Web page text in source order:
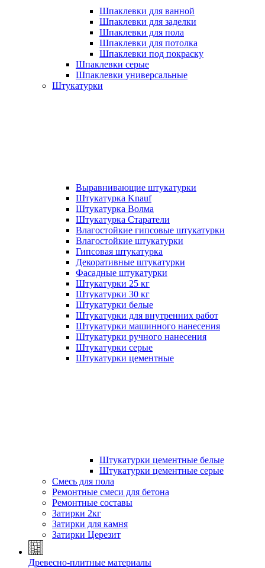
Шпаклевки для ванной
Шпаклевки для заделки
Шпаклевки для пола
Шпаклевки для потолка
Шпаклевки под покраску
Шпаклевки серые
Шпаклевки универсальные
Штукатурки
Выравнивающие штукатурки
Штукатурка Knauf
Штукатурка Волма
Штукатурка Старатели
Влагостойкие гипсовые штукатурки
Влагостойкие штукатурки
Гипсовая штукатурка
Декоративные штукатурки
Фасадные штукатурки
Штукатурки 25 кг
Штукатурки 30 кг
Штукатурки белые
Штукатурки для внутренних работ
Штукатурки машинного нанесения
Штукатурки ручного нанесения
Штукатурки серые
Штукатурки цементные
Штукатурки цементные белые
Штукатурки цементные серые
Смесь для пола
Ремонтные смеси для бетона
Ремонтные составы
Затирки 2кг
Затирки для камня
Затирки Церезит
Древесно-плитные материалы